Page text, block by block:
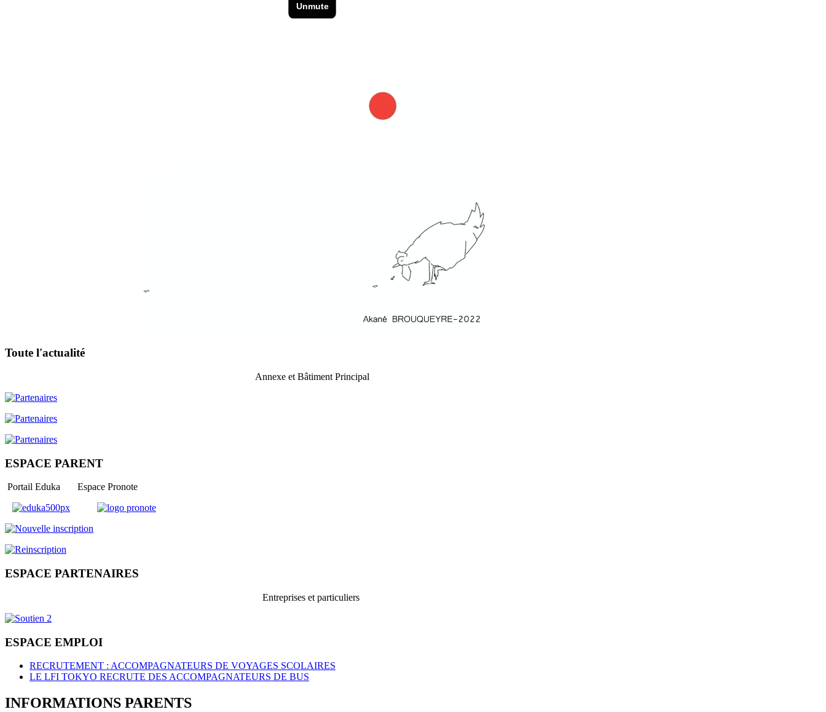
Toute l'actualité
Annexe et Bâtiment Principal
ESPACE PARENT
Portail Eduka Espace Pronote
ESPACE PARTENAIRES
Entreprises et particuliers
ESPACE EMPLOI
RECRUTEMENT : ACCOMPAGNATEURS DE VOYAGES SCOLAIRES
LE LFI TOKYO RECRUTE DES ACCOMPAGNATEURS DE BUS
INFORMATIONS PARENTS